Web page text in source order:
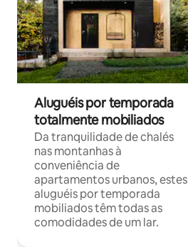
Aluguéis por temporada
totalmente mobiliados
Da tranquilidade de chalés
nas montanhas à
conveniência de
apartamentos urbanos, estes
aluguéis por temporada
mobiliados têm todas as
comodidades de um lar.